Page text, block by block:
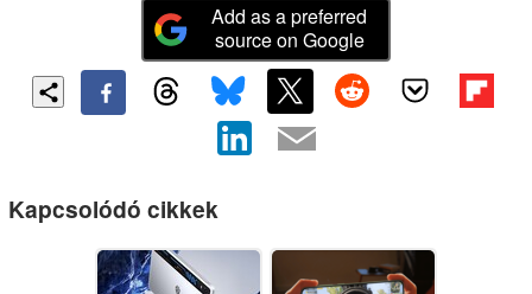
Add as a preferred
source on Google
Kapcsolódó cikkek